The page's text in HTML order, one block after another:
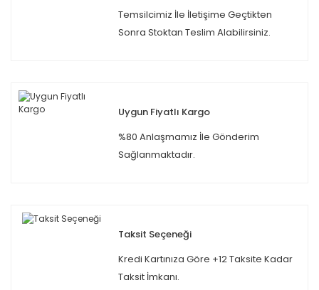
Temsilcimiz İle İletişime Geçtikten
Sonra Stoktan Teslim Alabilirsiniz.
Uygun Fiyatlı Kargo
%80 Anlaşmamız İle Gönderim
Sağlanmaktadır.
Taksit Seçeneği
Kredi Kartınıza Göre +12 Taksite Kadar
Taksit İmkanı.